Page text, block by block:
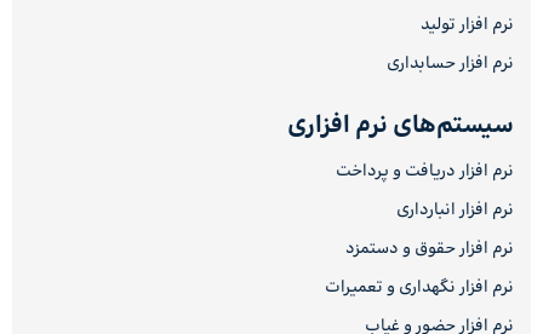
نرم افزار تولید
نرم افزار حسابداری
سیستم‌های نرم افزاری
نرم افزار دریافت و پرداخت
نرم افزار انبارداری
نرم افزار حقوق و دستمزد
نرم افزار نگهداری و تعمیرات
نرم افزار حضور و غیاب